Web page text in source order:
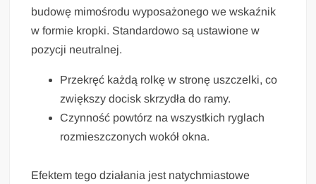
budowę mimośrodu wyposażonego we wskaźnik
w formie kropki. Standardowo są ustawione w
pozycji neutralnej.
Przekręć każdą rolkę w stronę uszczelki, co
zwiększy docisk skrzydła do ramy.
Czynność powtórz na wszystkich ryglach
rozmieszczonych wokół okna.
Efektem tego działania jest natychmiastowe